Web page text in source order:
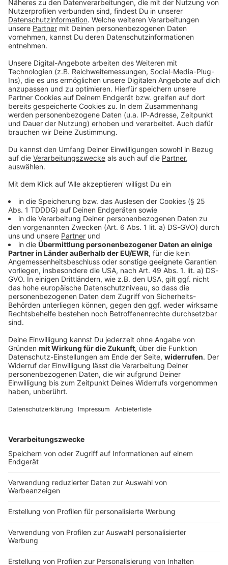
Du möchtest uns etwas sagen?
Studio Hotline
Kontaktformular
Sprachnachricht
© dpa-infocom, dpa:260301-930-751168/1
Bayern
Bayern zahlt rund 360 Millionen Euro an
Microsoft
Bayerns Verwaltung arbeitet meist mit Software des
US-Giganten Microsoft. Das wirft nicht nur Fragen zur
wie viel Geld der Freistaat dafür ausgibt.
DEINE GEMERKTEN ARTIKEL
Du hast dir noch keine Artikel gemerkt
Markiere sie hierfür mit einem